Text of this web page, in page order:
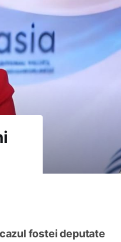
fostei deputate